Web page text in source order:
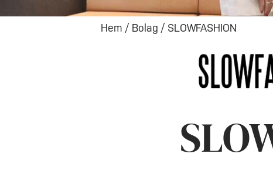
Hem / Bolag / SLOWFASHION